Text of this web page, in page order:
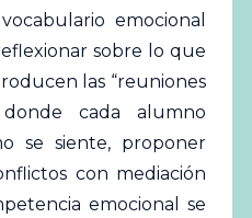
emocional
sobre lo que
las “reuniones
donde cada alumno
se siente, proponer
con mediación
emocional se